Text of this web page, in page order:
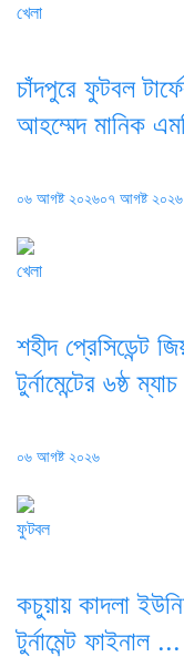
খেলা
চাঁদপুরে ফুটবল
আহম্মেদ মানিক
Posted
০৬ আগষ্ট ২০২৬০৭ আগষ্ট ২০২৬
খেলা
শহীদ প্রেসিডেন্ট
টুর্নামেন্টের ৬ষ্ঠ
Posted
০৬ আগষ্ট ২০২৬
ফুটবল
কচুয়ায় কাদলা
টুর্নামেন্ট ফাইনাল ...